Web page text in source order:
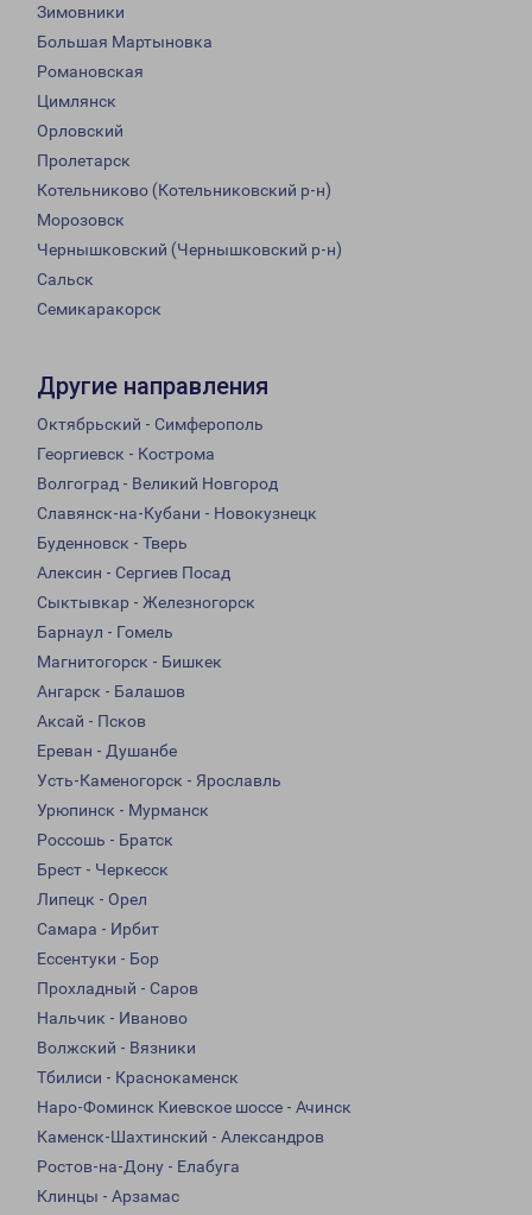
Зимовники
Большая Мартыновка
Романовская
Цимлянск
Орловский
Пролетарск
Котельниково (Котельниковский р-н)
Морозовск
Чернышковский (Чернышковский р-н)
Сальск
Семикаракорск
Другие направления
Октябрьский - Симферополь
Георгиевск - Кострома
Волгоград - Великий Новгород
Славянск-на-Кубани - Новокузнецк
Буденновск - Тверь
Алексин - Сергиев Посад
Сыктывкар - Железногорск
Барнаул - Гомель
Магнитогорск - Бишкек
Ангарск - Балашов
Аксай - Псков
Ереван - Душанбе
Усть-Каменогорск - Ярославль
Урюпинск - Мурманск
Россошь - Братск
Брест - Черкесск
Липецк - Орел
Самара - Ирбит
Ессентуки - Бор
Прохладный - Саров
Нальчик - Иваново
Волжский - Вязники
Тбилиси - Краснокаменск
Наро-Фоминск Киевское шоссе - Ачинск
Каменск-Шахтинский - Александров
Ростов-на-Дону - Елабуга
Клинцы - Арзамас